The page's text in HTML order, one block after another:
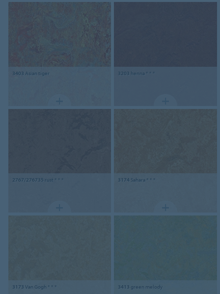
3403 Asian tiger 3203 henna * * *
2767/276735 rust * * * 3174 Sahara * * *
3173 Van Gogh * * * 3413 green melody